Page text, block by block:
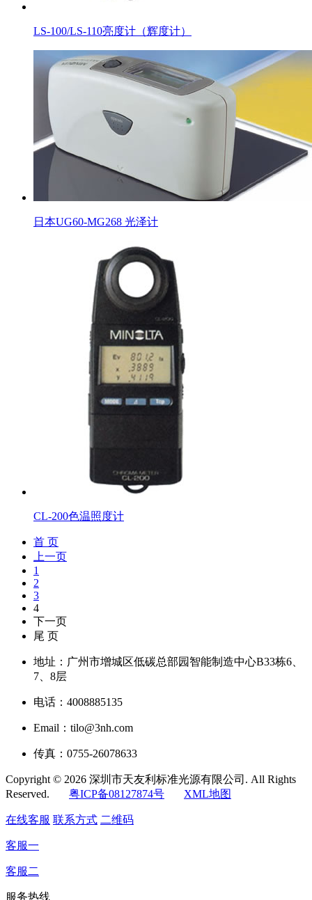
LS-100/LS-110亮度计（辉度计）
日本UG60-MG268 光泽计
CL-200色温照度计
首 页
上一页
1
2
3
4
下一页
尾 页
地址：广州市增城区低碳总部园智能制造中心B33栋6、
7、8层
电话：4008885135
Email：tilo@3nh.com
传真：0755-26078633
Copyright © 2026 深圳市天友利标准光源有限公司. All Rights
Reserved. 粤ICP备08127874号 XML地图
在线客服 联系方式 二维码
客服一
客服二
服务热线